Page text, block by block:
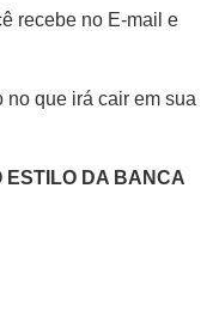
recebe no E-mail e
no que irá cair em sua
ESTILO DA BANCA